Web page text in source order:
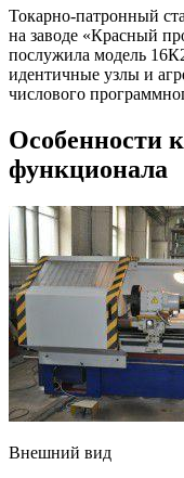
Токарно-патронный
на заводе «Красный
послужила модель
идентичные узлы и
числового
Особенности
функционала
Внешний вид